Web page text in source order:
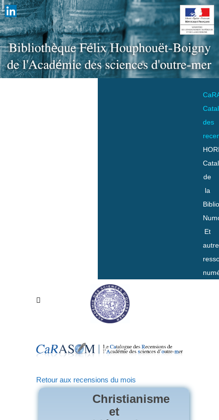
des
de
la
Et
Retour aux recensions du mois
Christianisme
et